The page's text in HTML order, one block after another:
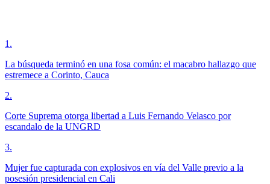
1 .
La búsqueda terminó en una fosa común: el macabro hallazgo que
estremece a Corinto, Cauca
2.
Corte Suprema otorga libertad a Luis Fernando Velasco por
escandalo de la UNGRD
3.
Mujer fue capturada con explosivos en vía del Valle previo a la
posesión presidencial en Cali